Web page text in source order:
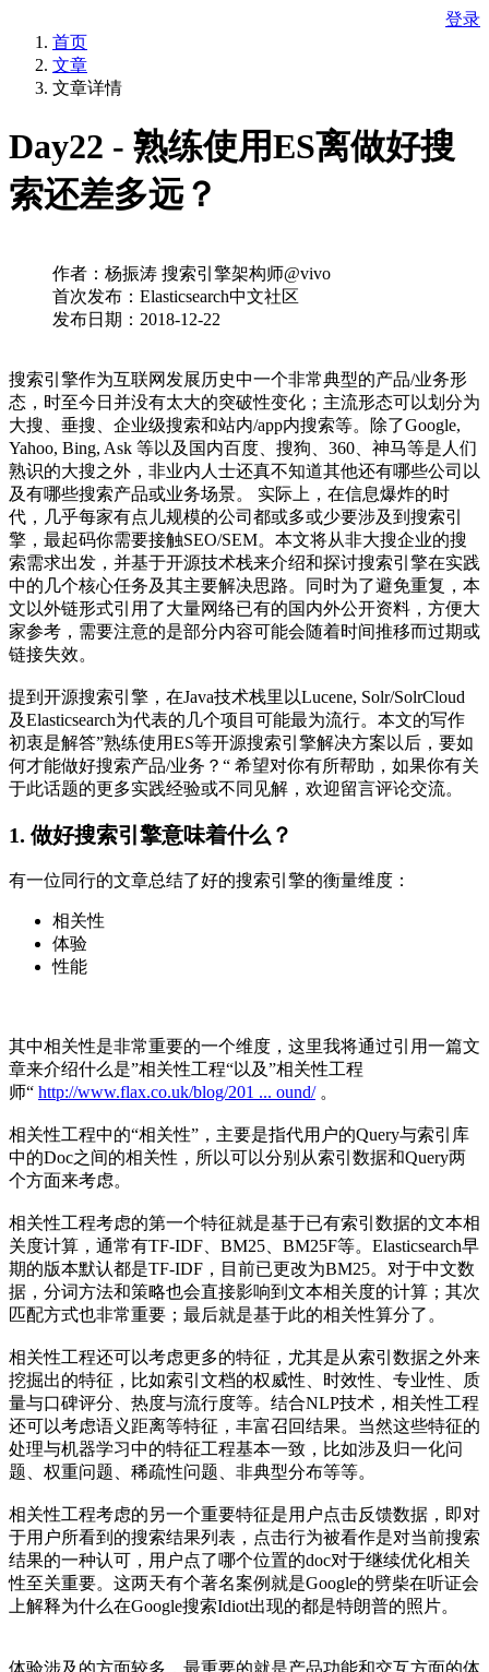
登录
首页
文章
文章详情
Day22 - 熟练使用ES离做好搜
索还差多远？
作者：杨振涛 搜索引擎架构师@vivo
首次发布：Elasticsearch中文社区
发布日期：2018-12-22
搜索引擎作为互联网发展历史中一个非常典型的产品/业务形
态，时至今日并没有太大的突破性变化；主流形态可以划分为
大搜、垂搜、企业级搜索和站内/app内搜索等。除了Google,
Yahoo, Bing, Ask 等以及国内百度、搜狗、360、神马等是人们
熟识的大搜之外，非业内人士还真不知道其他还有哪些公司以
及有哪些搜索产品或业务场景。 实际上，在信息爆炸的时
代，几乎每家有点儿规模的公司都或多或少要涉及到搜索引
擎，最起码你需要接触SEO/SEM。本文将从非大搜企业的搜
索需求出发，并基于开源技术栈来介绍和探讨搜索引擎在实践
中的几个核心任务及其主要解决思路。同时为了避免重复，本
文以外链形式引用了大量网络已有的国内外公开资料，方便大
家参考，需要注意的是部分内容可能会随着时间推移而过期或
链接失效。
提到开源搜索引擎，在Java技术栈里以Lucene, Solr/SolrCloud
及Elasticsearch为代表的几个项目可能最为流行。本文的写作
初衷是解答”熟练使用ES等开源搜索引擎解决方案以后，要如
何才能做好搜索产品/业务？“ 希望对你有所帮助，如果你有关
于此话题的更多实践经验或不同见解，欢迎留言评论交流。
1. 做好搜索引擎意味着什么？
有一位同行的文章总结了好的搜索引擎的衡量维度：
相关性
体验
性能
其中相关性是非常重要的一个维度，这里我将通过引用一篇文
章来介绍什么是”相关性工程“以及”相关性工程
师“ http://www.flax.co.uk/blog/201 ... ound/。
相关性工程中的“相关性”，主要是指代用户的Query与索引库
中的Doc之间的相关性，所以可以分别从索引数据和Query两
个方面来考虑。
相关性工程考虑的第一个特征就是基于已有索引数据的文本相
关度计算，通常有TF-IDF、BM25、BM25F等。Elasticsearch早
期的版本默认都是TF-IDF，目前已更改为BM25。对于中文数
据，分词方法和策略也会直接影响到文本相关度的计算；其次
匹配方式也非常重要；最后就是基于此的相关性算分了。
相关性工程还可以考虑更多的特征，尤其是从索引数据之外来
挖掘出的特征，比如索引文档的权威性、时效性、专业性、质
量与口碑评分、热度与流行度等。结合NLP技术，相关性工程
还可以考虑语义距离等特征，丰富召回结果。当然这些特征的
处理与机器学习中的特征工程基本一致，比如涉及归一化问
题、权重问题、稀疏性问题、非典型分布等等。
相关性工程考虑的另一个重要特征是用户点击反馈数据，即对
于用户所看到的搜索结果列表，点击行为被看作是对当前搜索
结果的一种认可，用户点了哪个位置的doc对于继续优化相关
性至关重要。这两天有个著名案例就是Google的劈柴在听证会
上解释为什么在Google搜索Idiot出现的都是特朗普的照片。
体验涉及的方面较多，最重要的就是产品功能和交互方面的体